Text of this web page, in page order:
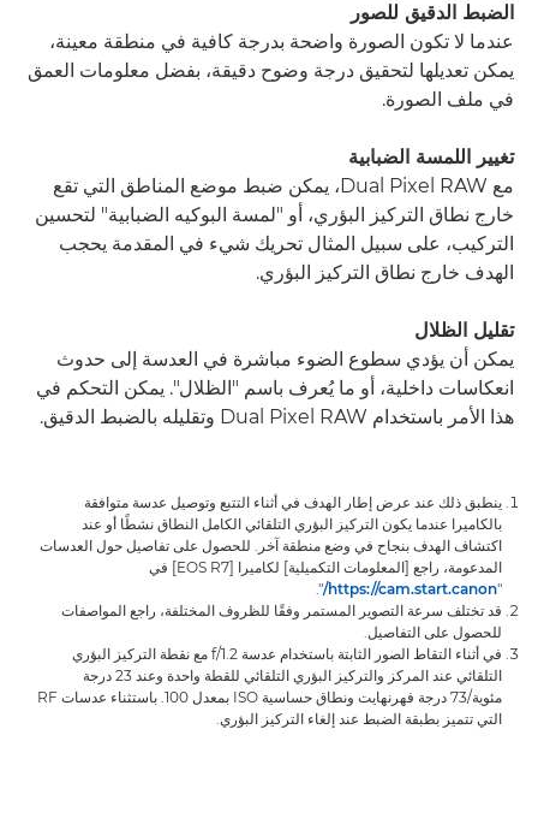
الضبط الدقيق للصور
عندما لا تكون الصورة واضحة بدرجة كافية في منطقة معينة،
يمكن تعديلها لتحقيق درجة وضوح دقيقة، بفضل معلومات العمق
في ملف الصورة.
تغيير اللمسة الضبابية
مع Dual Pixel RAW، يمكن ضبط موضع المناطق التي تقع
خارج نطاق التركيز البؤري، أو "لمسة البوكيه الضبابية" لتحسين
التركيب، على سبيل المثال تحريك شيء في المقدمة يحجب
الهدف خارج نطاق التركيز البؤري.
تقليل الظلال
يمكن أن يؤدي سطوع الضوء مباشرة في العدسة إلى حدوث
انعكاسات داخلية، أو ما يُعرف باسم "الظلال". يمكن التحكم في
هذا الأمر باستخدام Dual Pixel RAW وتقليله بالضبط الدقيق.
ينطبق ذلك عند عرض إطار الهدف في أثناء التتبع وتوصيل عدسة متوافقة
بالكاميرا عندما يكون التركيز البؤري التلقائي الكامل النطاق نشطًا أو عند
اكتشاف الهدف بنجاح في وضع منطقة آخر. للحصول على تفاصيل حول العدسات
المدعومة، راجع [المعلومات التكميلية] لكاميرا [EOS R7] في
"
https://cam.start.canon/
".
قد تختلف سرعة التصوير المستمر وفقًا للظروف المختلفة، راجع المواصفات
للحصول على التفاصيل.
في أثناء التقاط الصور الثابتة باستخدام عدسة f/1.2 مع نقطة التركيز البؤري
التلقائي عند المركز والتركيز البؤري التلقائي للقطة واحدة وعند 23 درجة
مئوية/73 درجة فهرنهايت ونطاق حساسية ISO بمعدل 100. باستثناء عدسات RF
التي تتميز بطبقة الضبط عند إلغاء التركيز البؤري.